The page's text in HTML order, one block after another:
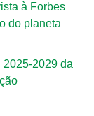
à Forbes
do planeta
2025-2029 da